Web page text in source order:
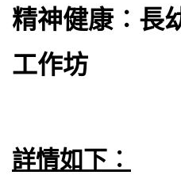
精神健康︰長
工作坊
詳情如下︰